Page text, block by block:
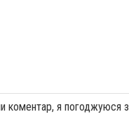
коментар, я погоджуюся з